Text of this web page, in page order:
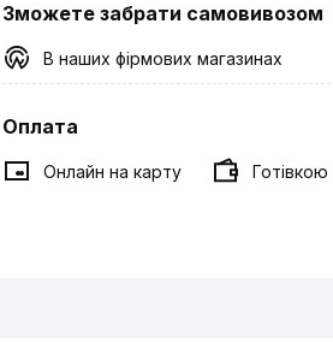
Зможете забрати самовивозом
В наших фірмових магазинах
Оплата
Онлайн на карту Готівкою